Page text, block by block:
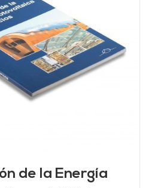
de la Energía